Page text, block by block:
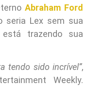
Abraham Ford
seria Lex sem sua
trazendo sua
tendo sido incrível”,
Weekly.